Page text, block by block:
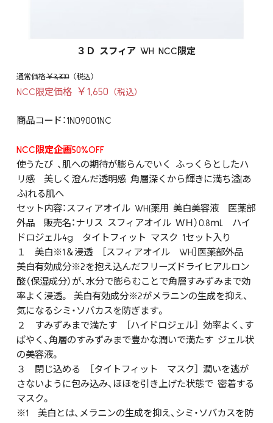
３Ｄ スフィア WH NCC限定
￥3,300
NCC限定価格 ￥1,650
商品コード：1N09001NC
NCC限定企画50%OFF
使うたび 、肌への期待が膨らんでいく ふっくらとしたハ
リ感 美しく澄んだ透明感 角層深くから輝きに満ち溢(あ
ふ)れる肌へ
セット内容：スフィアオイル WH(薬用 美白美容液 医薬部
外品 販売名：ナリス スフィアオイル ＷＨ）0.8ｍL ハイ
ドロジェル4g タイトフィット マスク 1セット入り
１ 美白※1＆浸透 ［スフィアオイル WH］医薬部外品
美白有効成分※2を抱え込んだフリーズドライヒアルロン
酸（保湿成分）が、水分で膨らむことで角層すみずみまで効
率よく浸透。 美白有効成分※2がメラニンの生成を抑え、
気になるシミ・ソバカスを防ぎます。
２ すみずみまで満たす ［ハイドロジェル］ 効率よく、す
ばやく、角層のすみずみまで豊かな潤いで満たす ジェル状
の美容液。
３ 閉じ込める ［タイトフィット マスク］ 潤いを逃が
さないように包み込み、ほほを引き上げた状態で 密着する
マスク。
※1 美白とは、メラニンの生成を抑え、シミ・ソバカスを防